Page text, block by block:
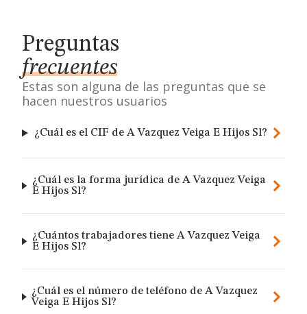
Preguntas
frecuentes
Estas son alguna de las preguntas que se
hacen nuestros usuarios
¿Cuál es el CIF de A Vazquez Veiga E Hijos Sl?
¿Cuál es la forma jurídica de A Vazquez Veiga
E Hijos Sl?
¿Cuántos trabajadores tiene A Vazquez Veiga
E Hijos Sl?
¿Cuál es el número de teléfono de A Vazquez
Veiga E Hijos Sl?